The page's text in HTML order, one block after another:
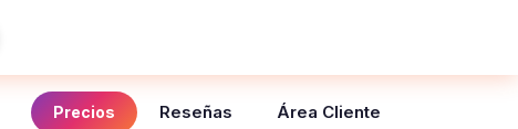
Precios Reseñas Área Cliente